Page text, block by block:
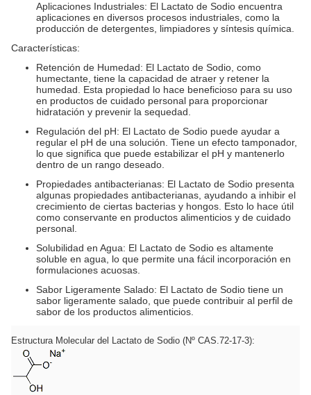
Aplicaciones Industriales: El Lactato de Sodio encuentra
aplicaciones en diversos procesos industriales, como la
producción de detergentes, limpiadores y síntesis química.
Características:
Retención de Humedad: El Lactato de Sodio, como
humectante, tiene la capacidad de atraer y retener la
humedad. Esta propiedad lo hace beneficioso para su uso
en productos de cuidado personal para proporcionar
hidratación y prevenir la sequedad.
Regulación del pH: El Lactato de Sodio puede ayudar a
regular el pH de una solución. Tiene un efecto tamponador,
lo que significa que puede estabilizar el pH y mantenerlo
dentro de un rango deseado.
Propiedades antibacterianas: El Lactato de Sodio presenta
algunas propiedades antibacterianas, ayudando a inhibir el
crecimiento de ciertas bacterias y hongos. Esto lo hace útil
como conservante en productos alimenticios y de cuidado
personal.
Solubilidad en Agua: El Lactato de Sodio es altamente
soluble en agua, lo que permite una fácil incorporación en
formulaciones acuosas.
Sabor Ligeramente Salado: El Lactato de Sodio tiene un
sabor ligeramente salado, que puede contribuir al perfil de
sabor de los productos alimenticios.
Estructura Molecular del Lactato de Sodio (Nº CAS.72-17-3):